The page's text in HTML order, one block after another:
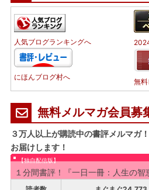
人気ブログランキングへ
にほんブログ村へ
無
無料メルマガ会員募
３万人以上が購読中の書評メルマガ
お届けします！
【独自配信版】
１分間書評！『一日一冊：人生の智